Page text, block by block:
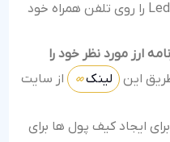
صورت تمایل می توانید Ledger Live را روی تلفن همراه خود
ارز مورد نظر خود را
طریق این لینک
از سایت
برای ایجاد کیف پول ها برای